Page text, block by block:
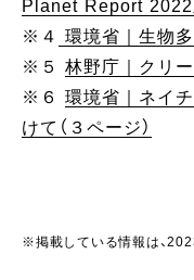
Planet Report 2022
※４ 環境省｜生物
※５ 林野庁｜クリ
※６ 環境省｜ネイ
けて（３ページ）
※掲載している情報は、